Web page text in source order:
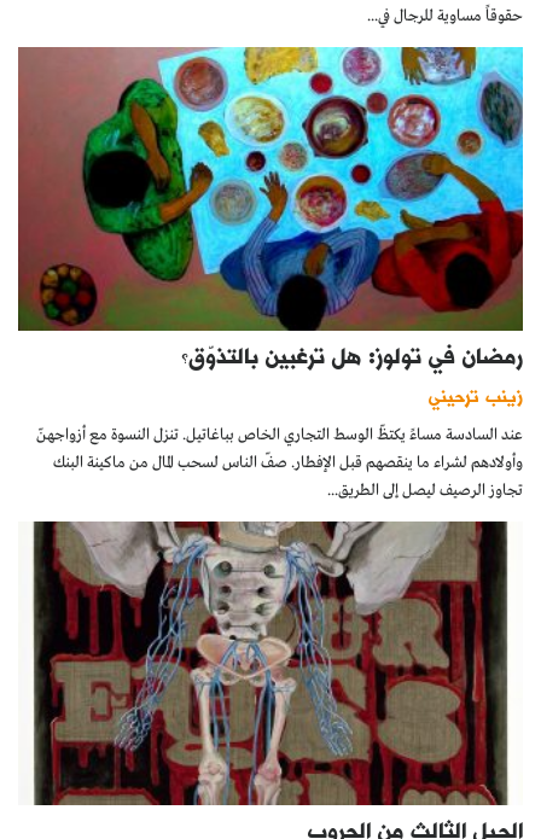
حقوقاً مساوية للرجال في...
رمضان في تولوز: هل ترغبين بالتذوّق؟
زينب ترحيني
عند السادسة مساءً يكتظّ الوسط التجاري الخاص بباغاتيل. تنزل النسوة مع أزواجهنّ
وأولادهم لشراء ما ينقصهم قبل الإفطار. صفّ الناس لسحب المال من ماكينة البنك
تجاوز الرصيف ليصل إلى الطريق...
الجيل الثالث من الحروب